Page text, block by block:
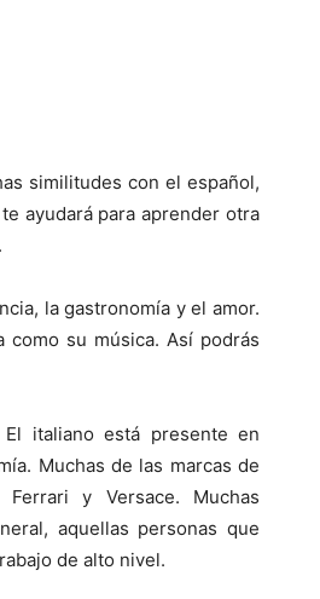
similitudes con el español,
ayudará para aprender otra
la gastronomía y el amor.
como su música. Así podrás
italiano está presente en
Muchas de las marcas de
Ferrari y Versace. Muchas
aquellas personas que
de alto nivel.